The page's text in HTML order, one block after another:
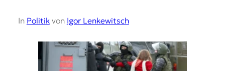
In Politikvon Igor Lenkewitsch